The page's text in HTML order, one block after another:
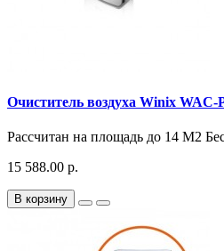
Очиститель воздуха Winix WAC-
Рассчитан на площадь до 14 М2
15 588.00 р.
В корзину